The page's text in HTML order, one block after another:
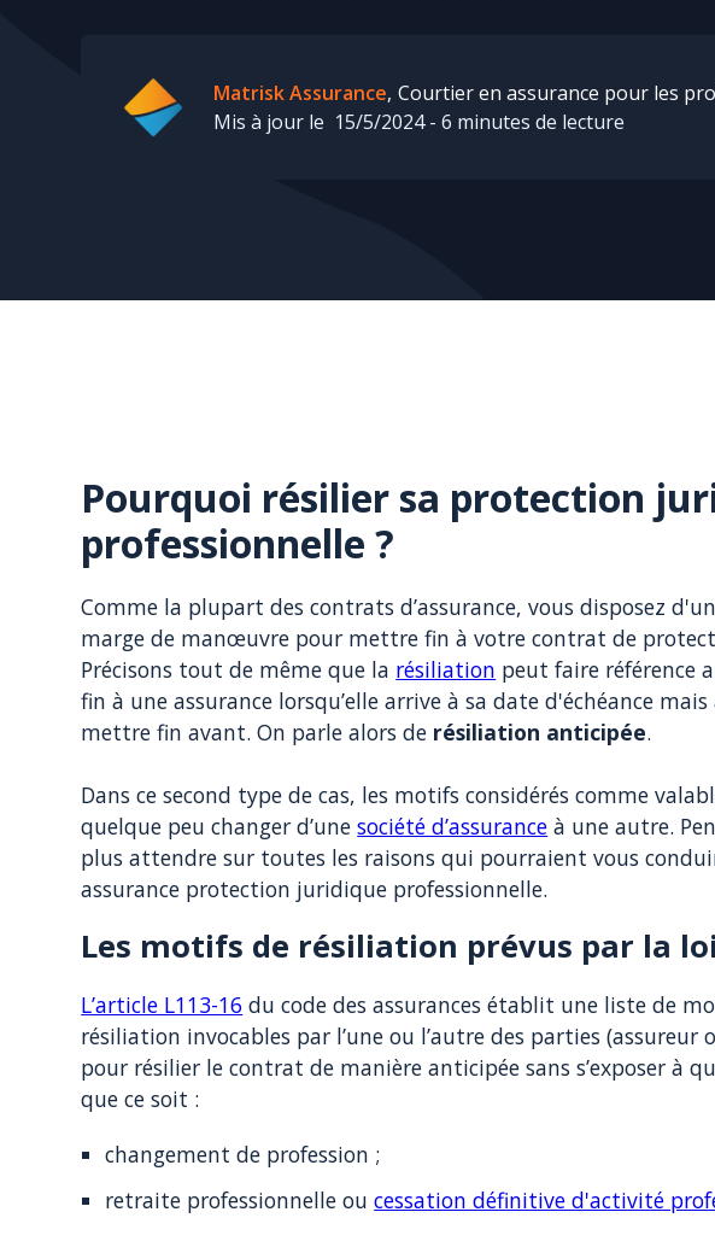
Matrisk Assurance, Courtier en assurance pour les
Mis à jour le 15/5/2024 - 6 minutes de lecture
Pourquoi résilier sa protection
professionnelle ?
Comme la plupart des contrats d’assurance, vous disposez
marge de manœuvre pour mettre fin à votre contrat de
Précisons tout de même que la résiliation peut faire référence
fin à une assurance lorsqu’elle arrive à sa date d'échéance mais
mettre fin avant. On parle alors de résiliation anticipée.
Dans ce second type de cas, les motifs considérés comme
quelque peu changer d’unesociété d’assurance à une autre.
plus attendre sur toutes les raisons qui pourraient vous
assurance protection juridique professionnelle.
Les motifs de résiliation prévus par la loi
L’article L113-16 du code des assurances établit une liste de
résiliation invocables par l’une ou l’autre des parties (assureur
pour résilier le contrat de manière anticipée sans s’exposer à
que ce soit :
changement de profession ;
retraite professionnelle oucessation définitive d'activité